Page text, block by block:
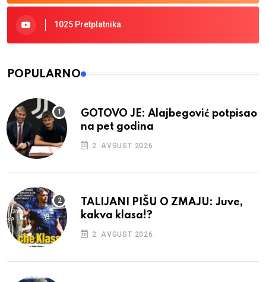
1025 Pretplatnika
POPULARNO
GOTOVO JE: Alajbegović potpisao
na pet godina
2. AVGUST 2026.
TALIJANI PIŠU O ZMAJU: Juve,
kakva klasa!?
2. AVGUST 2026.